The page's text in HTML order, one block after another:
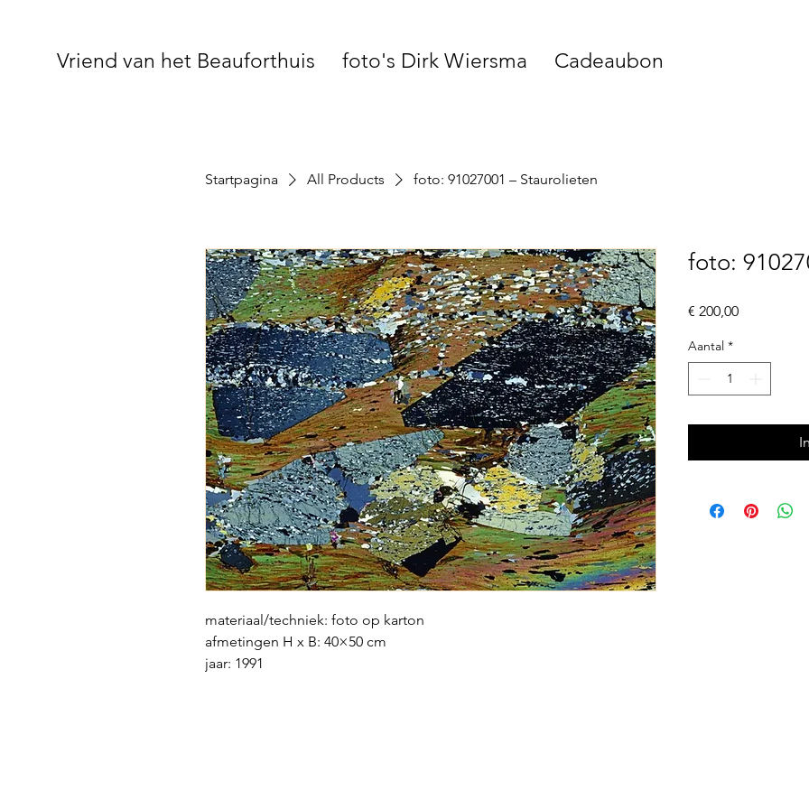
Vriend van het Beauforthuis foto's Dirk Wiersma Cadeaubon
Startpagina All Products foto: 91027001 – Staurolieten
materiaal/techniek: foto op karton
afmetingen H x B: 40×50 cm
jaar: 1991
foto:
€ 200,00Prijs
Aantal *